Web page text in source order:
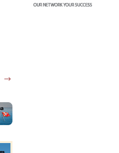
L’uscita di scena di